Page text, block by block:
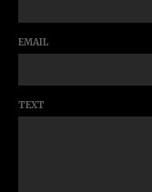
EMAIL
TEXT